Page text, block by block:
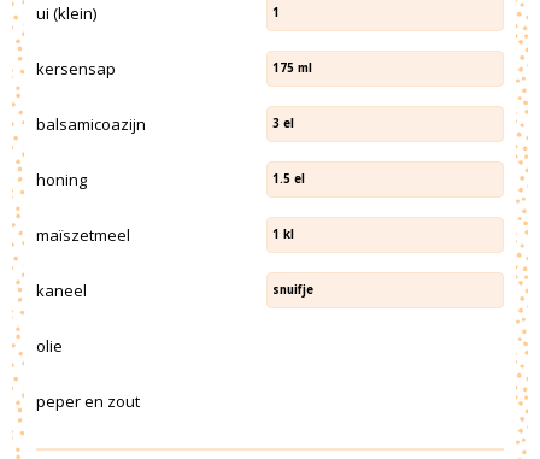
ui (klein) 1
kersensap 175 ml
balsamicoazijn 3 el
honing 1.5 el
maïszetmeel 1 kl
kaneel snuifje
olie
peper en zout